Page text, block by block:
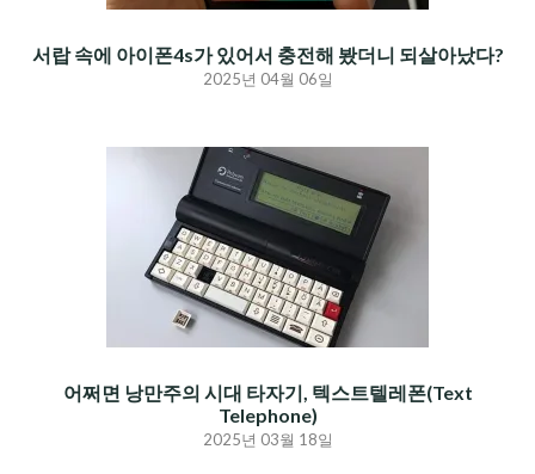
서랍 속에 아이폰4s가 있어서 충전해 봤더니 되살아났다?
2025년 04월 06일
어쩌면 낭만주의 시대 타자기, 텍스트텔레폰(Text
Telephone)
2025년 03월 18일